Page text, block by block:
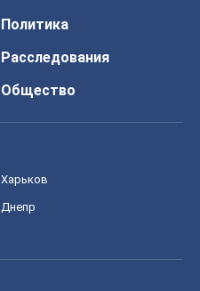
Политика
Расследования
Общество
Харьков
Днепр